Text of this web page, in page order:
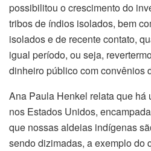
possibilitou o crescimento do
tribos de índios isolados, bem
isolados e de recente contato,
igual período, ou seja,
dinheiro público com convênios
Ana Paula Henkel relata que há
nos Estados Unidos,
que nossas aldeias indígenas
sendo dizimadas, a exemplo do